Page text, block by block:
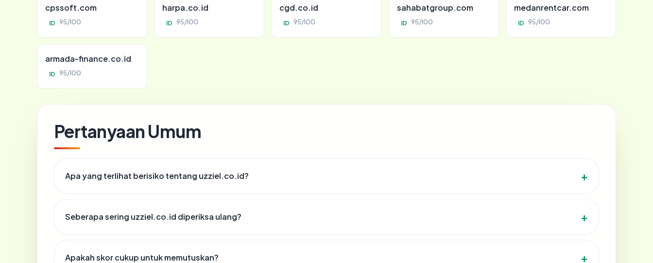
cpssoft.com
ID 95/100
harpa.co.id
ID 95/100
cgd.co.id
ID 95/100
sahabatgroup.com
ID 95/100
medanrentcar.com
ID 95/100
armada-finance.co.id
ID 95/100
Pertanyaan Umum
Apa yang terlihat berisiko tentang uzziel.co.id?
Seberapa sering uzziel.co.id diperiksa ulang?
Apakah skor cukup untuk memutuskan?